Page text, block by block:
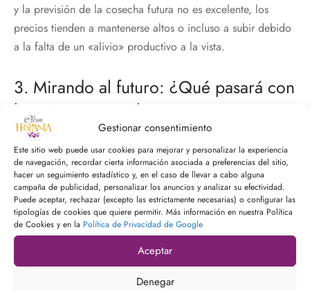
Gestionar consentimiento
Este sitio web puede usar cookies para mejorar y personalizar la experiencia
de navegación, recordar cierta información asociada a preferencias del sitio,
hacer un seguimiento estadístico y, en el caso de llevar a cabo alguna
campaña de publicidad, personalizar los anuncios y analizar su efectividad.
Puede aceptar, rechazar (excepto las estrictamente necesarias) o configurar las
tipologías de cookies que quiere permitir. Más información en nuestra Política
de Cookies y en la Política de Privacidad de Google
Aceptar
Denegar
y la previsión de la cosecha futura no es excelente, los
precios tienden a mantenerse altos o incluso a subir debido
a la falta de un «alivio» productivo a la vista.
3. Mirando al futuro: ¿Qué pasará con
la próxima cosecha?
La floración es el «techo de cristal» de la producción. Sin
una buena floración, no hay aceite, independientemente de
cuánto llueva después.
Si el cuajado es exitoso:Una floración abundante y un
buen cuajado suelen enviar una señal de optimismo a
los mercados. Esto podría relajar los precios de cara al
otoño de 2026, permitiendo una mayor estabilidad